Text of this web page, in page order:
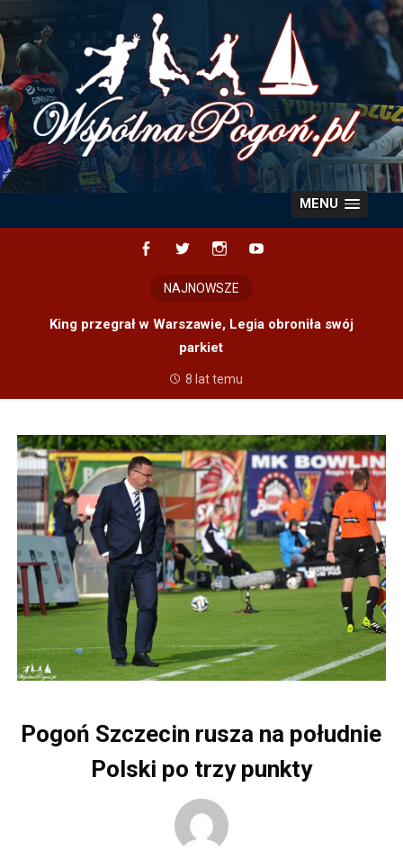
content
MENU
NAJNOWSZE
King przegrał w Warszawie, Legia obroniła swój
parkiet
8 lat temu
Pogoń Szczecin rusza na południe
Polski po trzy punkty